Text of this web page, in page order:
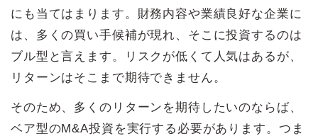
にも当てはまります。財務内容や業績良好な企業に
は、多くの買い手候補が現れ、そこに投資するのは
ブル型と言えます。リスクが低くて人気はあるが、
リターンはそこまで期待できません。
そのため、多くのリターンを期待したいのならば、
ベア型のM&A投資を実行する必要があります。つま